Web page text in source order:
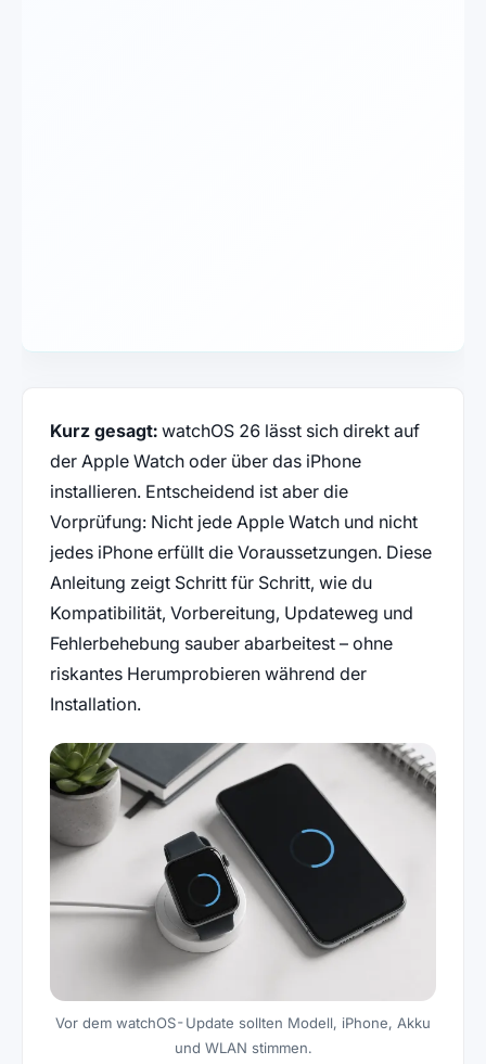
Kurz gesagt:watchOS 26 lässt sich direkt auf
der Apple Watch oder über das iPhone
installieren. Entscheidend ist aber die
Vorprüfung: Nicht jede Apple Watch und nicht
jedes iPhone erfüllt die Voraussetzungen. Diese
Anleitung zeigt Schritt für Schritt, wie du
Kompatibilität, Vorbereitung, Updateweg und
Fehlerbehebung sauber abarbeitest – ohne
riskantes Herumprobieren während der
Installation.
Vor dem watchOS-Update sollten Modell, iPhone, Akku
und WLAN stimmen.